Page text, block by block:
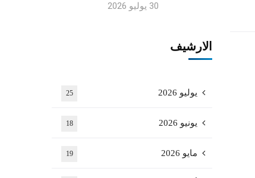
30 يوليو 2026
الارشيف
يوليو 2026 25
يونيو 2026 18
مايو 2026 19